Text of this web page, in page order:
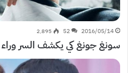
2016/05/14
52 2٬895
سونغ جونغ كي يكشف السر وراء